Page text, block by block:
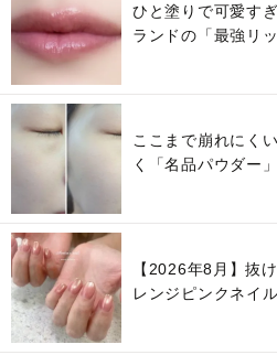
ひと塗りで可愛す
ランドの「最強リッ
ここまで崩れにく
く「名品パウダー」
【2026年8月】抜
レンジピンクネイ